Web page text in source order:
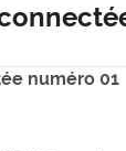
numéro 01